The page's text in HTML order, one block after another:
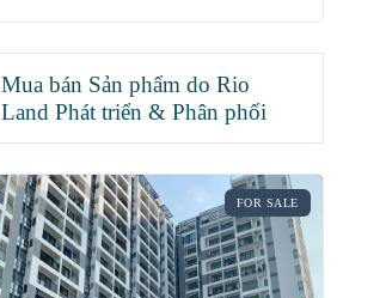
Mua bán Sản phẩm do Rio
Land Phát triển & Phân phối
FOR SALE